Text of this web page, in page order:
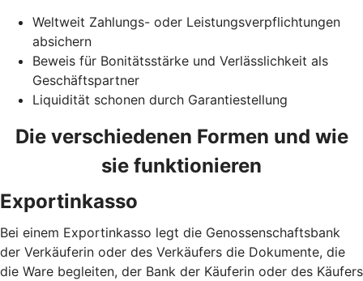
Weltweit Zahlungs- oder Leistungsverpflichtungen
absichern
Beweis für Bonitätsstärke und Verlässlichkeit als
Geschäftspartner
Liquidität schonen durch Garantiestellung
Die verschiedenen Formen und wie
sie funktionieren
Exportinkasso
Bei einem Exportinkasso legt die Genossenschaftsbank
der Verkäuferin oder des Verkäufers die Dokumente, die
die Ware begleiten, der Bank der Käuferin oder des Käufers